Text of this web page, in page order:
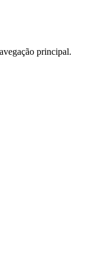
principal.